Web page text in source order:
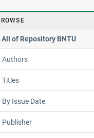
All of Repository BNTU
Authors
Titles
By Issue Date
Publisher